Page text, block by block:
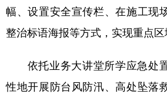
新疆 内蒙古 黑
幅、设置安全宣传栏、在施工现
整治标语海报等方式，实现重点区
依托业务大讲堂所学应急处
性地开展防台风防汛、高处坠落